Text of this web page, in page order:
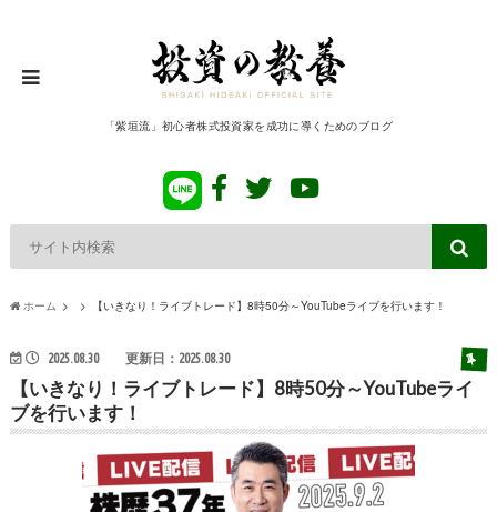
「紫垣流」初心者株式投資家を成功に導くためのブログ
ホーム 【いきなり！ライブトレード】8時50分～YouTubeライブを行います！
2025.08.30 更新日：2025.08.30
【いきなり！ライブトレード】8時50分～YouTubeライ
ブを行います！